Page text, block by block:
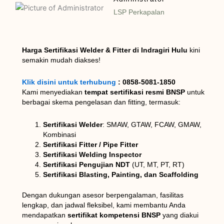
LSP Perkapalan
Harga Sertifikasi Welder & Fitter di Indragiri Hulu kini
semakin mudah diakses!
Klik disini untuk terhubung : 0858-5081-1850
Kami menyediakan tempat sertifikasi resmi BNSPuntuk
berbagai skema pengelasan dan fitting, termasuk:
Sertifikasi Welder: SMAW, GTAW, FCAW, GMAW,
Kombinasi
Sertifikasi Fitter / Pipe Fitter
Sertifikasi Welding Inspector
Sertifikasi Pengujian NDT(UT, MT, PT, RT)
Sertifikasi Blasting, Painting, dan Scaffolding
Dengan dukungan asesor berpengalaman, fasilitas
lengkap, dan jadwal fleksibel, kami membantu Anda
mendapatkan sertifikat kompetensi BNSPyang diakui